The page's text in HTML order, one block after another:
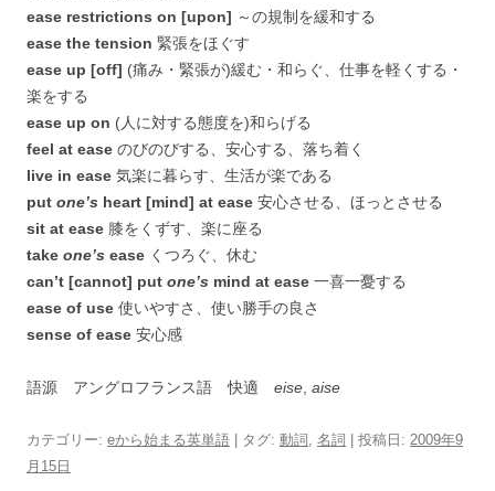
ease restrictions on [upon] ～の規制を緩和する
ease the tension 緊張をほぐす
ease up [off] (痛み・緊張が)緩む・和らぐ、仕事を軽くする・
楽をする
ease up on (人に対する態度を)和らげる
feel at ease のびのびする、安心する、落ち着く
live in ease 気楽に暮らす、生活が楽である
put one’s heart [mind] at ease 安心させる、ほっとさせる
sit at ease 膝をくずす、楽に座る
take one’s ease くつろぐ、休む
can’t [cannot] put one’s mind at ease 一喜一憂する
ease of use 使いやすさ、使い勝手の良さ
sense of ease 安心感
語源 アングロフランス語 快適 eise aise
カテゴリー: eから始まる英単語 | タグ: 動詞 , 名詞 | 投稿日: 2009年9
月15日